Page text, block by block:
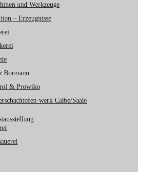
und Werkzeuge
– Erzeugnisse
Bormann
& Prowiko
werk Calbe/Saale